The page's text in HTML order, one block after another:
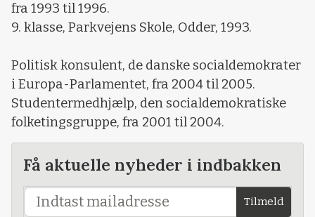
fra 1993 til 1996.
9. klasse, Parkvejens Skole, Odder, 1993.
Politisk konsulent, de danske socialdemokrater
i Europa-Parlamentet, fra 2004 til 2005.
Studentermedhjælp, den socialdemokratiske
folketingsgruppe, fra 2001 til 2004.
Få aktuelle nyheder i indbakken
Tilmeld